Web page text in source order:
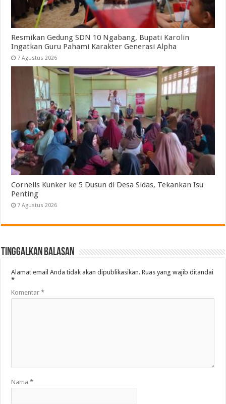
Resmikan Gedung SDN 10 Ngabang, Bupati Karolin
Ingatkan Guru Pahami Karakter Generasi Alpha
7 Agustus 2026
Cornelis Kunker ke 5 Dusun di Desa Sidas, Tekankan Isu
Penting
7 Agustus 2026
Tinggalkan Balasan
Alamat email Anda tidak akan dipublikasikan. Ruas yang wajib ditandai
*
Komentar*
Nama*